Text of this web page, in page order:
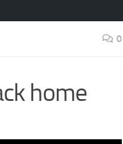
0
home